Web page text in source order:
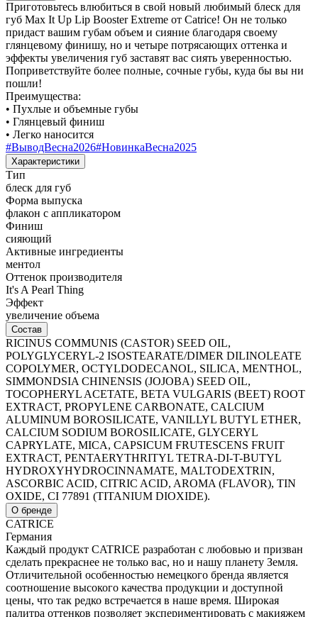
Приготовьтесь влюбиться в свой новый любимый блеск для
губ Max It Up Lip Booster Extreme от Catrice! Он не только
придаст вашим губам объем и сияние благодаря своему
глянцевому финишу, но и четыре потрясающих оттенка и
эффекты увеличения губ заставят вас сиять уверенностью.
Поприветствуйте более полные, сочные губы, куда бы вы ни
пошли!
Преимущества:
• Пухлые и объемные губы
• Глянцевый финиш
• Легко наносится
#ВыводВесна2026#НовинкаВесна2025
Характеристики
Тип
блеск для губ
Форма выпуска
флакон с аппликатором
Финиш
сияющий
Активные ингредиенты
ментол
Оттенок производителя
It's A Pearl Thing
Эффект
увеличение объема
Состав
RICINUS COMMUNIS (CASTOR) SEED OIL,
POLYGLYCERYL-2 ISOSTEARATE/DIMER DILINOLEATE
COPOLYMER, OCTYLDODECANOL, SILICA, MENTHOL,
SIMMONDSIA CHINENSIS (JOJOBA) SEED OIL,
TOCOPHERYL ACETATE, BETA VULGARIS (BEET) ROOT
EXTRACT, PROPYLENE CARBONATE, CALCIUM
ALUMINUM BOROSILICATE, VANILLYL BUTYL ETHER,
CALCIUM SODIUM BOROSILICATE, GLYCERYL
CAPRYLATE, MICA, CAPSICUM FRUTESCENS FRUIT
EXTRACT, PENTAERYTHRITYL TETRA-DI-T-BUTYL
HYDROXYHYDROCINNAMATE, MALTODEXTRIN,
ASCORBIC ACID, CITRIC ACID, AROMA (FLAVOR), TIN
OXIDE, CI 77891 (TITANIUM DIOXIDE).
О бренде
CATRICE
Германия
Каждый продукт CATRICE разработан с любовью и призван
сделать прекраснее не только вас, но и нашу планету Земля.
Отличительной особенностью немецкого бренда является
соотношение высокого качества продукции и доступной
цены, что так редко встречается в наше время. Широкая
палитра оттенков позволяет экспериментировать с макияжем